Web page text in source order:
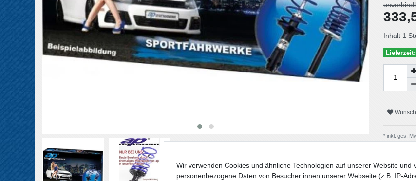
Inhalt 1
* inkl. ges.
Wir verwenden Cookies und ähnliche Technologien auf unserer Website und
personenbezogene Daten von Besucher:innen unserer Webseite (z.B. IP-